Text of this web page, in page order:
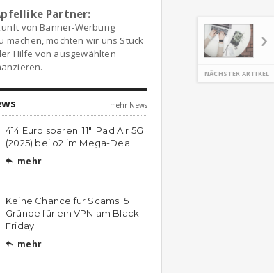
NÄCHSTER ARTIKEL
Partner:
von Banner-Werbung
machen, möchten wir uns Stück
Hilfe von ausgewählten
mehr News
414 Euro sparen: 11″ iPad Air 5G
(2025) bei o2 im Mega-Deal
 mehr
Keine Chance für Scams: 5
Gründe für ein VPN am Black
Friday
 mehr